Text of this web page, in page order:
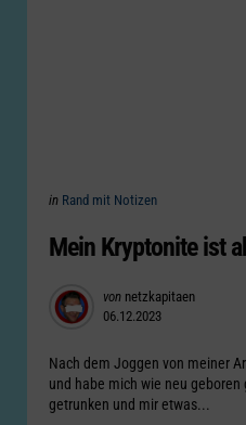
Categories
Posted
in Rand mit Notizen
Mein Kryptonite ist
Posted
by
von netzkapitaen
06.12.2023
Nach dem Joggen von meiner
und habe mich wie neu
getrunken und mir etwas...